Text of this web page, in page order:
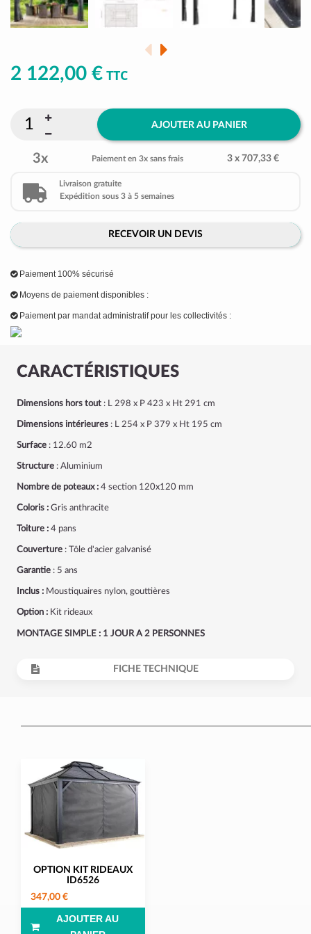
CARACTÉRISTIQUES
Dimensions hors tout : L 298 x P 423 x Ht 291 cm
Dimensions intérieures : L 254 x P 379 x Ht 195 cm
Surface : 12.60 m2
Structure : Aluminium
Nombre de poteaux : 4 section 120x120 mm
Coloris : Gris anthracite
Toiture : 4 pans
Couverture : Tôle d'acier galvanisé
Garantie : 5 ans
Inclus : Moustiquaires nylon, gouttières
Option : Kit rideaux
MONTAGE SIMPLE : 1 JOUR A 2 PERSONNES
FICHE TECHNIQUE
2 122,00 € TTC
AJOUTER AU PANIER
3x Paiement en 3x sans frais 3 x 707,33 €
Livraison gratuite
Expédition sous 3 à 5 semaines
RECEVOIR UN DEVIS
Paiement 100% sécurisé
Moyens de paiement disponibles :
Paiement par mandat administratif pour les collectivités :
OPTION KIT RIDEAUX
ID6526
347,00 €
AJOUTER AU